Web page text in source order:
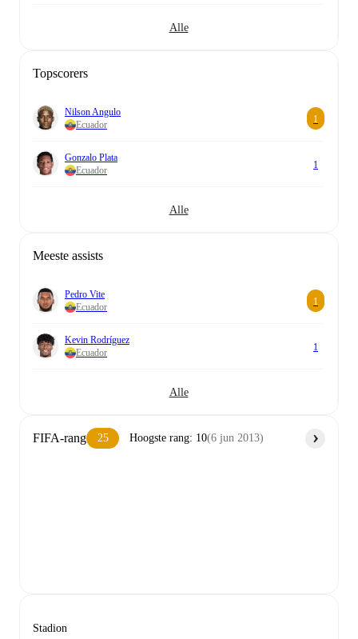
Alle
Topscorers
Nilson Angulo
Ecuador
1
Gonzalo Plata
Ecuador
1
Alle
Meeste assists
Pedro Vite
Ecuador
1
Kevin Rodríguez
Ecuador
1
Alle
FIFA-rang 25 Hoogste rang: 10(6 jun 2013)
Stadion